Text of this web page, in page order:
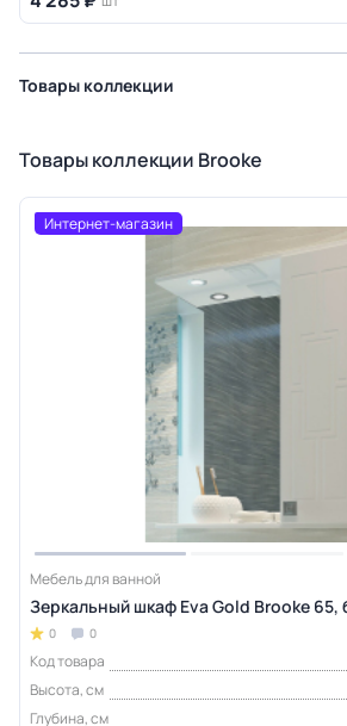
Товары коллекции
Товары коллекции Brooke
Интернет-магазин
Мебель для ванной
Зеркальный шкаф Eva Gold Brooke 65,
0 0
Код товара
Высота, см
Глубина, см